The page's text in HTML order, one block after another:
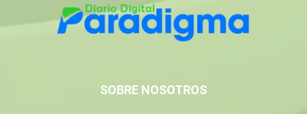
SOBRE NOSOTROS